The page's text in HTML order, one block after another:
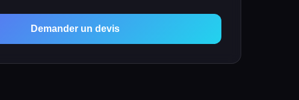
Demander un devis